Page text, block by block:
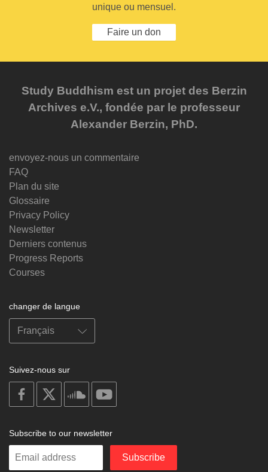
unique ou mensuel.
Faire un don
Study Buddhism est un projet des Berzin
Archives e.V., fondée par le professeur
Alexander Berzin, PhD.
envoyez-nous un commentaire
FAQ
Plan du site
Glossaire
Privacy Policy
Newsletter
Derniers contenus
Progress Reports
Courses
changer de langue
Suivez-nous sur
on
facebook
soundcloud
Subscribe to our newsletter
Enter
Subscribe